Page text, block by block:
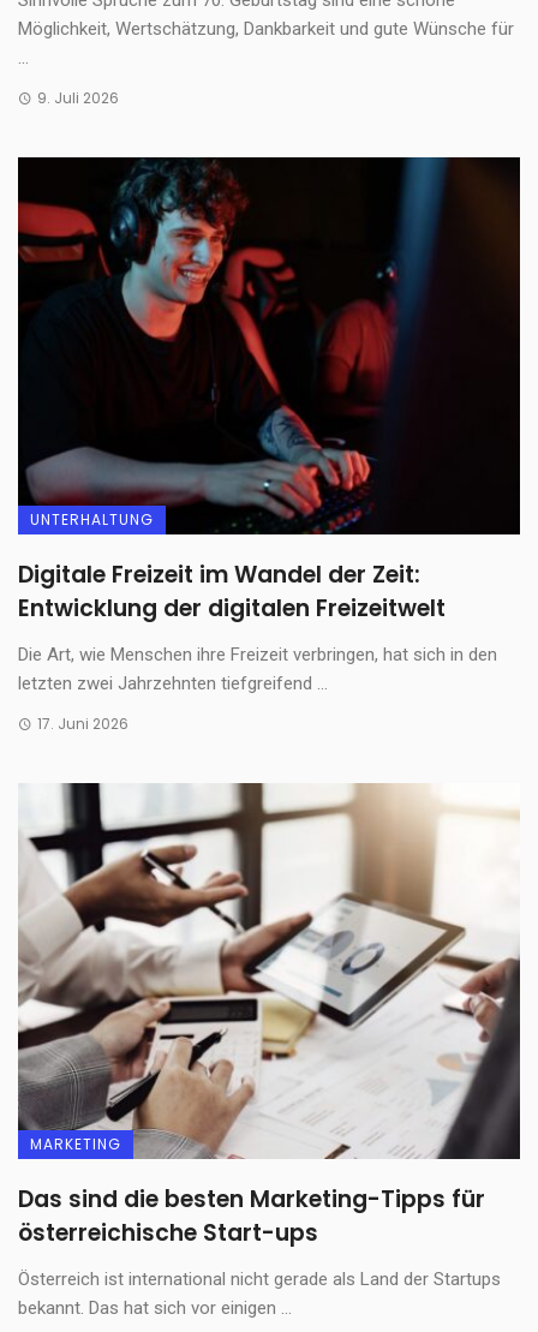
Möglichkeit, Wertschätzung, Dankbarkeit und gute Wünsche für
...
9. Juli 2026
UNTERHALTUNG
Digitale Freizeit im Wandel der Zeit:
Entwicklung der digitalen Freizeitwelt
Die Art, wie Menschen ihre Freizeit verbringen, hat sich in den
letzten zwei Jahrzehnten tiefgreifend ...
17. Juni 2026
MARKETING
Das sind die besten Marketing-Tipps für
österreichische Start-ups
Österreich ist international nicht gerade als Land der Startups
bekannt. Das hat sich vor einigen ...